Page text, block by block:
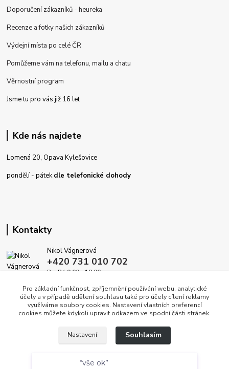
Doporučení zákazníků - heureka
Recenze a fotky našich zákazníků
Výdejní místa po celé ČR
Pomůžeme vám na telefonu, mailu a chatu
Věrnostní program
Jsme tu pro vás již 16 let
Kde nás najdete
Lomená 20, Opava Kylešovice
pondělí - pátekdle telefonické dohody
Kontakty
Nikol Vágnerová
+420 731 010 702
Po-Pá 9.00 - 18.00
info@dekoracedomova.cz
Copyright © 2010 — 2026 DekoraceDomova.cz, všechna práva vyhrazena.
Pro základní funkčnost, zpříjemnění používání webu, analytické
účely a v případě udělení souhlasu také pro účely cílení reklamy
využíváme soubory cookies. Nastavení vlastních preferencí
cookies můžete kdykoli upravit odkazem ve spodní části stránek.
Nastavení Souhlasím
Souhlas můžete odmítnout
100 %